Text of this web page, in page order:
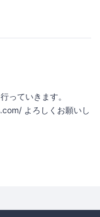
っていきます。
よろしくお願いし